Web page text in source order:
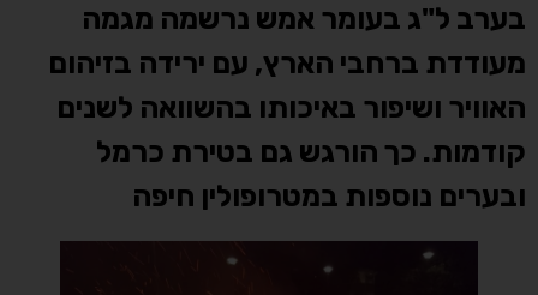
בערב ל"ג בעומר אמש נרשמה מגמה
מעודדת ברחבי הארץ, עם ירידה בזיהום
האוויר ושיפור באיכותו בהשוואה לשנים
קודמות. כך הורגש גם בטירת כרמל
ובערים נוספות במטרופולין חיפה